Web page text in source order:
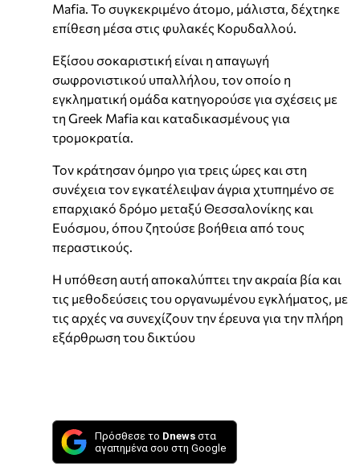
Mafia. Το συγκεκριμένο άτομο, μάλιστα, δέχτηκε
επίθεση μέσα στις φυλακές Κορυδαλλού.
Εξίσου σοκαριστική είναι η απαγωγή
σωφρονιστικού υπαλλήλου, τον οποίο η
εγκληματική ομάδα κατηγορούσε για σχέσεις με
τη Greek Mafia και καταδικασμένους για
τρομοκρατία.
Τον κράτησαν όμηρο για τρεις ώρες και στη
συνέχεια τον εγκατέλειψαν άγρια χτυπημένο σε
επαρχιακό δρόμο μεταξύ Θεσσαλονίκης και
Ευόσμου, όπου ζητούσε βοήθεια από τους
περαστικούς.
Η υπόθεση αυτή αποκαλύπτει την ακραία βία και
τις μεθοδεύσεις του οργανωμένου εγκλήματος, με
τις αρχές να συνεχίζουν την έρευνα για την πλήρη
εξάρθρωση του δικτύου
Πρόσθεσε το Dnews στα
αγαπημένα σου στη Google